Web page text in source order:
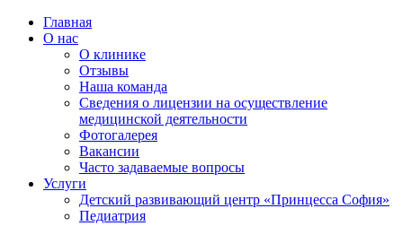
Главная
О нас
О клинике
Отзывы
Наша команда
Сведения о лицензии на осуществление
медицинской деятельности
Фотогалерея
Вакансии
Часто задаваемые вопросы
Услуги
Детский развивающий центр «Принцесса София»
Педиатрия